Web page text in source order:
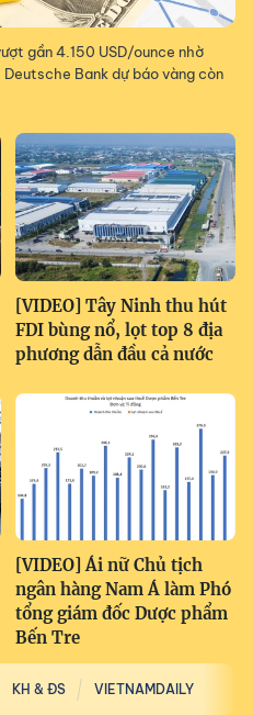
gần 4.150 USD/ounce nhờ
Bank dự báo vàng còn
[VIDEO] Tây Ninh thu hút
FDI bùng nổ, lọt top 8 địa
phương dẫn đầu cả nước
[VIDEO] Ái nữ Chủ tịch
ngân hàng Nam Á làm Phó
tổng giám đốc Dược phẩm
Bến Tre
KH & ĐS VIETNAMDAILY